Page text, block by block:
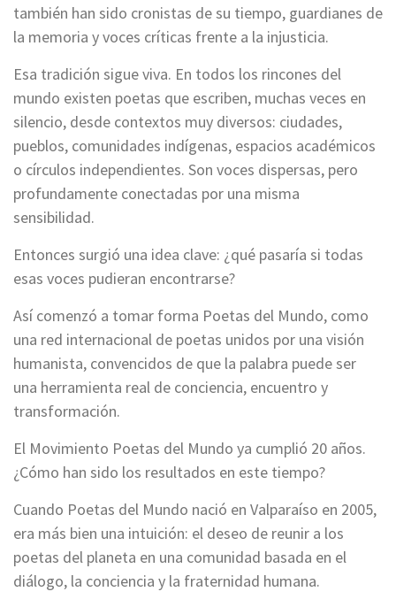
también han sido cronistas de su tiempo, guardianes de
la memoria y voces críticas frente a la injusticia.
Esa tradición sigue viva. En todos los rincones del
mundo existen poetas que escriben, muchas veces en
silencio, desde contextos muy diversos: ciudades,
pueblos, comunidades indígenas, espacios académicos
o círculos independientes. Son voces dispersas, pero
profundamente conectadas por una misma
sensibilidad.
Entonces surgió una idea clave: ¿qué pasaría si todas
esas voces pudieran encontrarse?
Así comenzó a tomar forma Poetas del Mundo, como
una red internacional de poetas unidos por una visión
humanista, convencidos de que la palabra puede ser
una herramienta real de conciencia, encuentro y
transformación.
El Movimiento Poetas del Mundo ya cumplió 20 años.
¿Cómo han sido los resultados en este tiempo?
Cuando Poetas del Mundo nació en Valparaíso en 2005,
era más bien una intuición: el deseo de reunir a los
poetas del planeta en una comunidad basada en el
diálogo, la conciencia y la fraternidad humana.